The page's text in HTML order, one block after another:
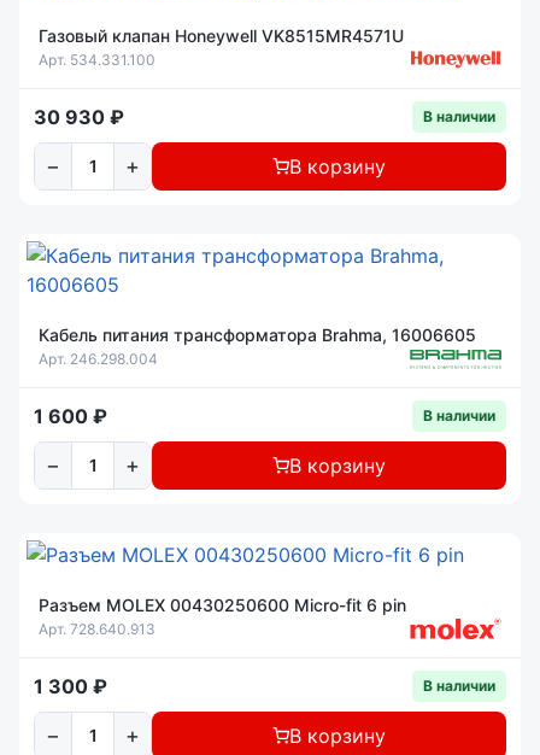
Газовый клапан Honeywell VK8515MR4571U
Арт. 534.331.100
30 930 ₽ В наличии
− + В корзину
Кабель питания трансформатора Brahma, 16006605
Арт. 246.298.004
1 600 ₽ В наличии
− + В корзину
Разъем MOLEX 00430250600 Micro-fit 6 pin
Арт. 728.640.913
1 300 ₽ В наличии
− + В корзину